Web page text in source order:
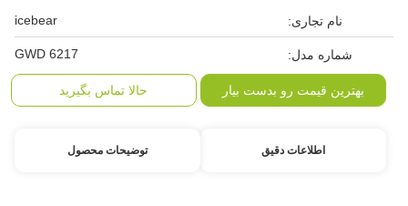
نام تجاری: icebear
شماره مدل: GWD 6217
بهترین قیمت رو بدست بیار حالا تماس بگیرید
اطلاعات دقیق توضیحات محصول